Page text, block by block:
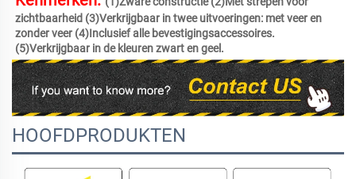
zichtbaarheid (3)Verkrijgbaar in twee uitvoeringen: met veer en
zonder veer (4)Inclusief alle bevestigingsaccessoires.
(5)Verkrijgbaar in de kleuren zwart en geel.
HOOFDPRODUKTEN